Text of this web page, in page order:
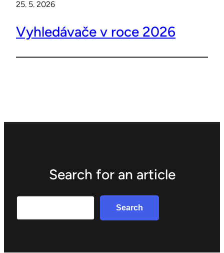
25. 5. 2026
Vyhledávače v roce 2026
Search for an article
Search